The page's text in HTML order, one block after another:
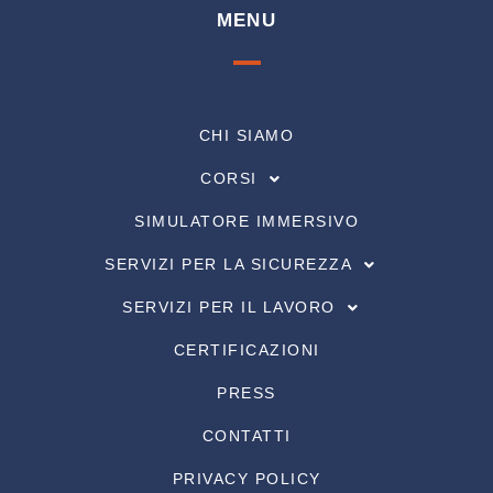
MENU
CHI SIAMO
CORSI
SIMULATORE IMMERSIVO
SERVIZI PER LA SICUREZZA
SERVIZI PER IL LAVORO
CERTIFICAZIONI
PRESS
CONTATTI
PRIVACY POLICY